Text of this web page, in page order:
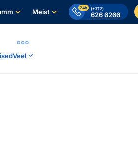
Meist 24h (+372)
626 6266
Veel